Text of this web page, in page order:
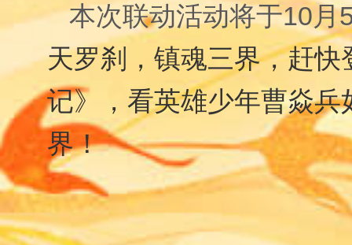
本次联动活动将于10月
天罗刹，镇魂三界，赶快
记》，看英雄少年曹焱兵
界！